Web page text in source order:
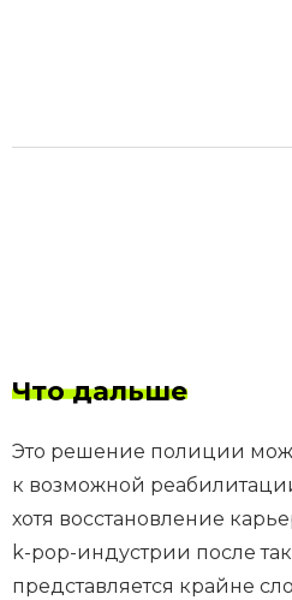
Что дальше
Это решение полиции
к возможной
хотя восстановление
k-pop-индустрии после
представляется крайне